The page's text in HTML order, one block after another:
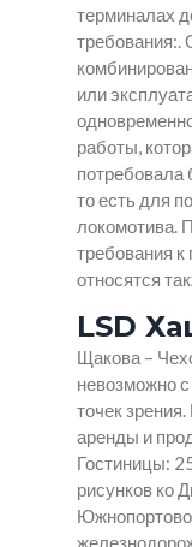
терминалах
требования:.
или
работы,
потребовала
то есть для
локомотива.
требования
относятся
LSD
Щакова –
невозможно
точек
аренды и
Гостиницы:
рисунков ко